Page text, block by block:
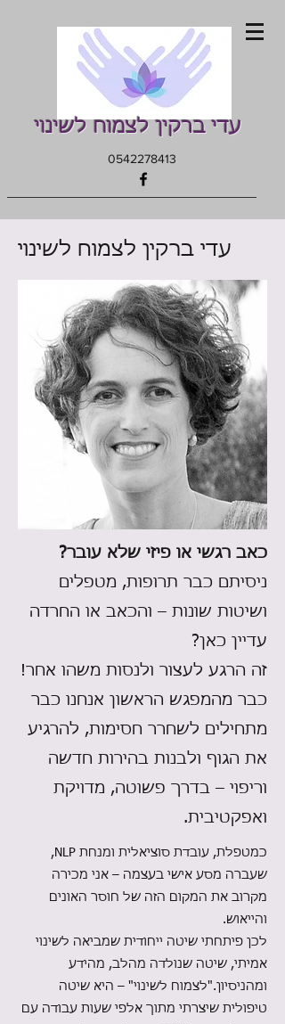
עדי ברקין לצמוח לשינוי
0542278413
עדי ברקין לצמוח לשינוי
כאב רגשי או פיזי שלא עובר?
ניסיתם כבר תרופות, מטפלים
ושיטות שונות – והכאב או החרדה
עדיין כאן?
זה הרגע לעצור ולנסות משהו אחר!
כבר מהמפגש הראשון אנחנו כבר
מתחילים לשחרר חסימות, להרגיע
את הגוף ולבנות בהירות חדשה
וריפוי – בדרך פשוטה, מדויקת
ואפקטיבית.
כמטפלת, עובדת סוציאלית ומנחת NLP,
שעברה מסע אישי בעצמה – אני מכירה
מקרוב את המקום הזה של חוסר האונים
והייאוש.
לכן פיתחתי שיטה ייחודית שמביאה לשינוי
אמיתי, שיטה שנולדה מהלב, מהידע
ומהניסיון."לצמוח לשינוי" – היא שיטה
טיפולית שיצרתי מתוך אלפי שעות עבודה עם